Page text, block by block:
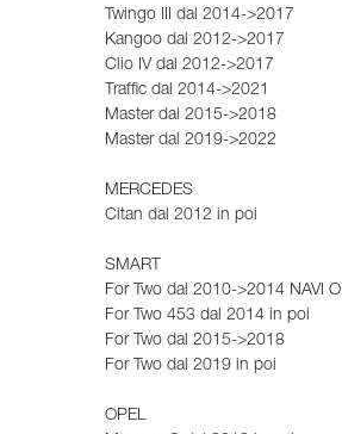
Twingo III dal 2014->2017
Kangoo dal 2012->2017
Clio IV dal 2012->2017
Traffic dal 2014->2021
Master dal 2015->2018
Master dal 2019->2022
MERCEDES
Citan dal 2012 in poi
SMART
For Two dal 2010->2014 NAVI
For Two 453 dal 2014 in poi
For Two dal 2015->2018
For Two dal 2019 in poi
OPEL